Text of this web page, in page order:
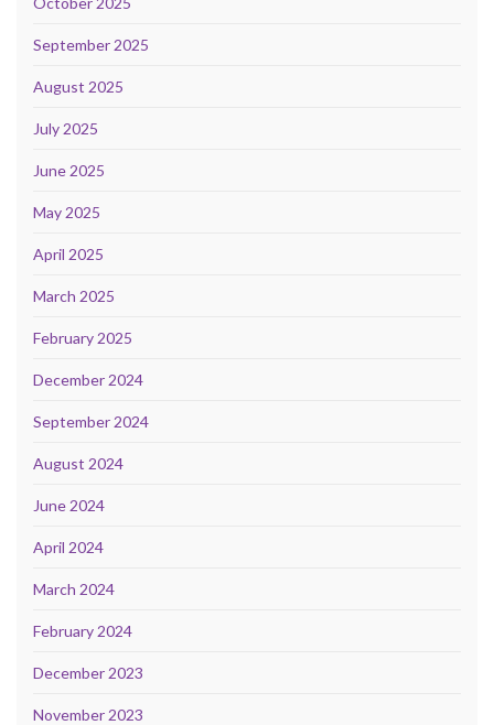
September 2025
August 2025
July 2025
June 2025
May 2025
April 2025
March 2025
February 2025
December 2024
September 2024
August 2024
June 2024
April 2024
March 2024
February 2024
December 2023
November 2023